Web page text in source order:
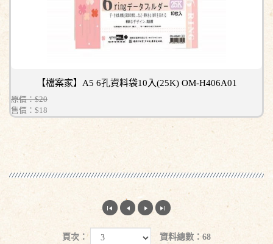
【檔案家】A5 6孔資料袋10入(25K) OM-H406A01
原價：$20
售價： $18
頁次： 資料總數：68